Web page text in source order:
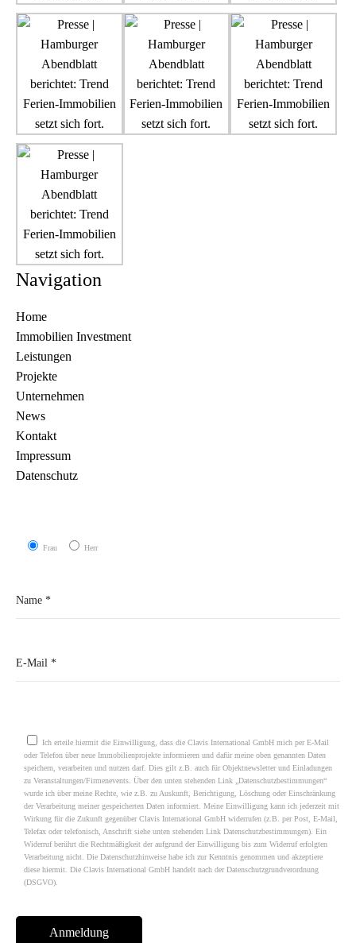
Navigation
Home
Immobilien Investment
Leistungen
Projekte
Unternehmen
News
Kontakt
Impressum
Datenschutz
Frau Herr
Ich erteile hiermit die Einwilligung, dass die Clavis International GmbH mich per E-Mail
oder Telefon über neue Immobilienprojekte informieren und dafür meine oben genannten Daten
speichern, verarbeiten und nutzen darf. Dies gilt z.B. auch für Objektnewsletter und Einladungen
zu Veranstaltungen/Firmenevents. Über den unten stehenden Link „Datenschutzbestimmungen“
wurde ich über meine Rechte, wie z.B. zu Auskunft, Berichtigung, Löschung oder Einschränkung
der Verarbeitung meiner gespeicherten Daten informiert. Meine Einwilligung kann ich jederzeit mit
Wirkung für die Zukunft gegenüber Clavis International GmbH widerrufen (z.B. per Post, E-Mail,
Telefax oder telefonisch, Anschrift siehe unten stehenden Link Datenschutzbestimmungen). Ein
Widerruf berührt die Rechtmäßigkeit der aufgrund der Einwilligung bis zum Widerruf erfolgten
Verarbeitung nicht. Die Datenschutzhinweise habe ich zur Kenntnis genommen und akzeptiere
diese hiermit. Die Clavis International GmbH handelt nach der Datenschutzgrundverordnung
(DSGVO).